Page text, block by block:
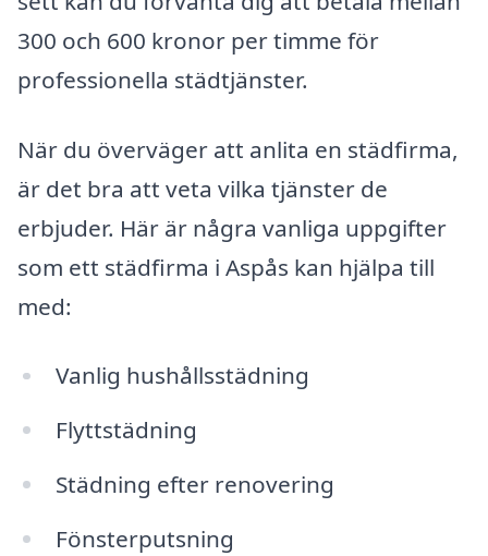
300 och 600 kronor per timme för
professionella städtjänster.
När du överväger att anlita en städfirma,
är det bra att veta vilka tjänster de
erbjuder. Här är några vanliga uppgifter
som ett städfirma i Aspås kan hjälpa till
med:
Vanlig hushållsstädning
Flyttstädning
Städning efter renovering
Fönsterputsning